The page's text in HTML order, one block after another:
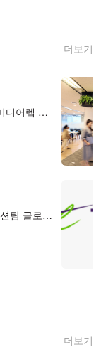
더보기
솔루션 사업부문 미디어렙 본부 세일즈팀 LEVER Xpert(B2B SaaS) 세일즈 매니저 (전환형 인턴)
마케팅커뮤니케이션팀 글로벌 커뮤니케이션 매니저(PR)
더보기